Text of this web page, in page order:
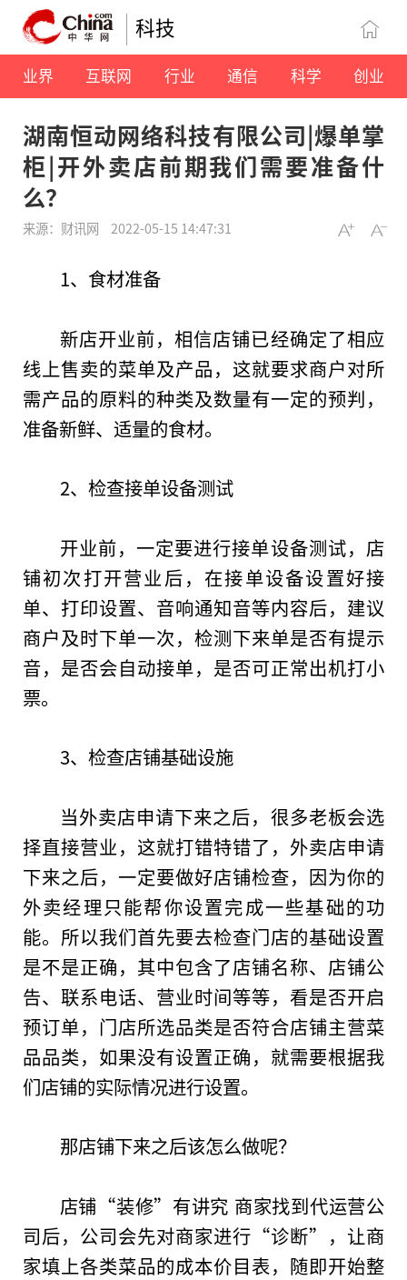
科技
业界 互联网 行业 通信 科学 创业
湖南恒动网络科技有限公司|爆单掌
柜|开外卖店前期我们需要准备什
么？
来源：财讯网 2022-05-15 14:47:31
1、食材准备
新店开业前，相信店铺已经确定了相应
线上售卖的菜单及产品，这就要求商户对所
需产品的原料的种类及数量有一定的预判，
准备新鲜、适量的食材。
2、检查接单设备测试
开业前，一定要进行接单设备测试，店
铺初次打开营业后，在接单设备设置好接
单、打印设置、音响通知音等内容后，建议
商户及时下单一次，检测下来单是否有提示
音，是否会自动接单，是否可正常出机打小
票。
3、检查店铺基础设施
当外卖店申请下来之后，很多老板会选
择直接营业，这就打错特错了，外卖店申请
下来之后，一定要做好店铺检查，因为你的
外卖经理只能帮你设置完成一些基础的功
能。所以我们首先要去检查门店的基础设置
是不是正确，其中包含了店铺名称、店铺公
告、联系电话、营业时间等等，看是否开启
预订单，门店所选品类是否符合店铺主营菜
品品类，如果没有设置正确，就需要根据我
们店铺的实际情况进行设置。
那店铺下来之后该怎么做呢？
店铺“装修”有讲究 商家找到代运营公
司后，公司会先对商家进行“诊断”，让商
家填上各类菜品的成本价目表，随即开始整